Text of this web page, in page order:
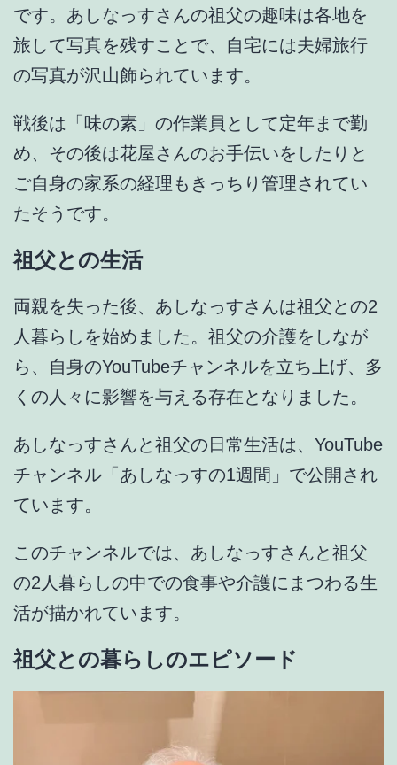
です。あしなっすさんの祖父の趣味は各地を
旅して写真を残すこと で、自宅には夫婦旅行
の写真が沢山飾られています。
戦後は 「味の素」の作業員 として定年まで勤
め、その後は花屋さんのお手伝いをしたりと
ご自身の家系の経理もきっちり管理されてい
たそうです。
祖父との生活
両親を失った後、あしなっすさんは祖父との2
人暮らし を始めました。祖父の介護をしなが
ら、自身のYouTubeチャンネルを立ち上げ、多
くの人々に影響を与える存在となりました。
あしなっすさんと祖父の日常生活は、YouTube
チャンネル「あしなっすの1週間」で公開され
ています。
このチャンネルでは、あしなっすさんと祖父
の2人暮らしの中での食事や介護にまつわる生
活が描かれています。
祖父との暮らしのエピソード